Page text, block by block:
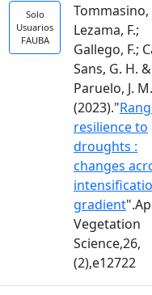
Solo
Usuarios
FAUBA
Tommasino,
Lezama, F.;
Gallego, F.;
Sans, G. H. &
Paruelo, J. M.
(2023)."
resilience to
droughts :
changes
gradient
Vegetation
Science,26,
(2),e12722